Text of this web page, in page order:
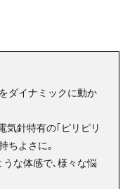
ダイナミックに動か
気針特有の｢ピリピリ
ちよさに｡
な体感で､様々な悩